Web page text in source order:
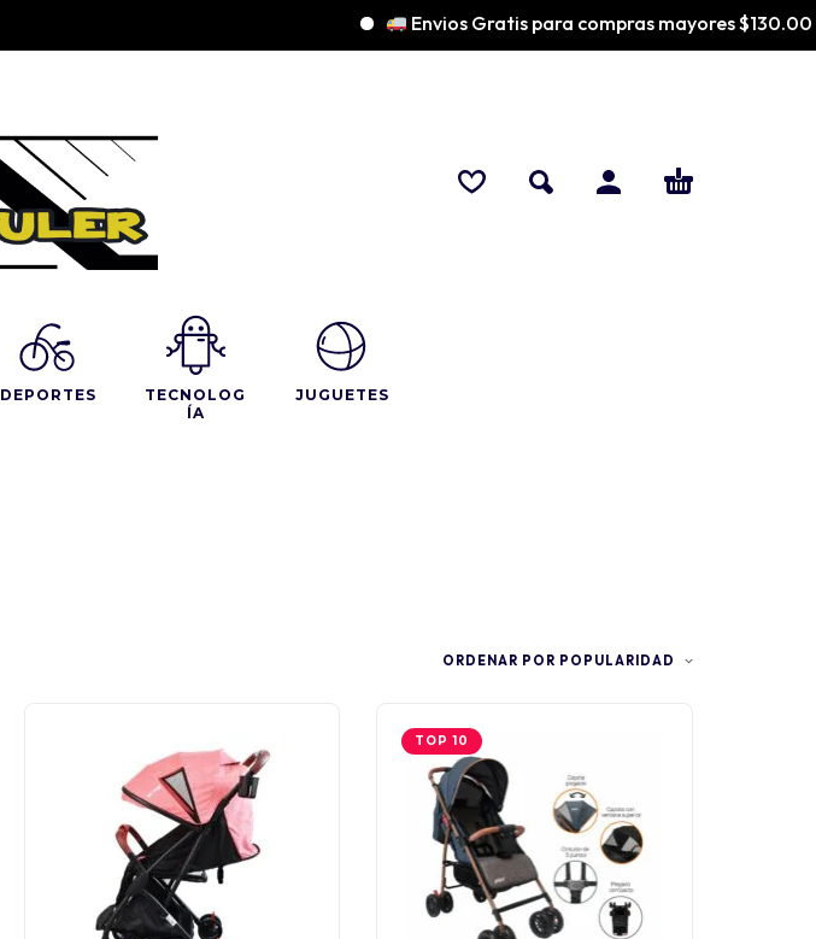
Envios Gratis para compras mayores $130.000
DEPORTES
TECNOLOG
ÍA
JUGUETES
ORDENAR POR POPULARIDAD
TOP 10